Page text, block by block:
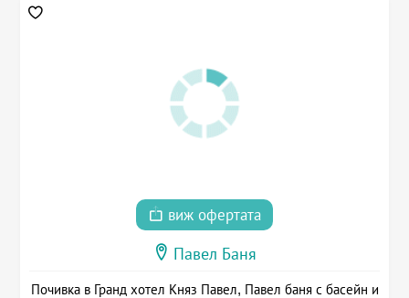
виж офертата
Павел Баня
Почивка в Гранд хотел Княз Павел, Павел баня с басейн и